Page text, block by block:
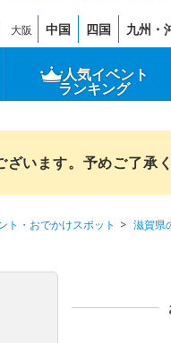
大阪 中国 四国 九州・
人気イベント
ランキング
います。予めご了承く
ト・おでかけスポット
滋賀県